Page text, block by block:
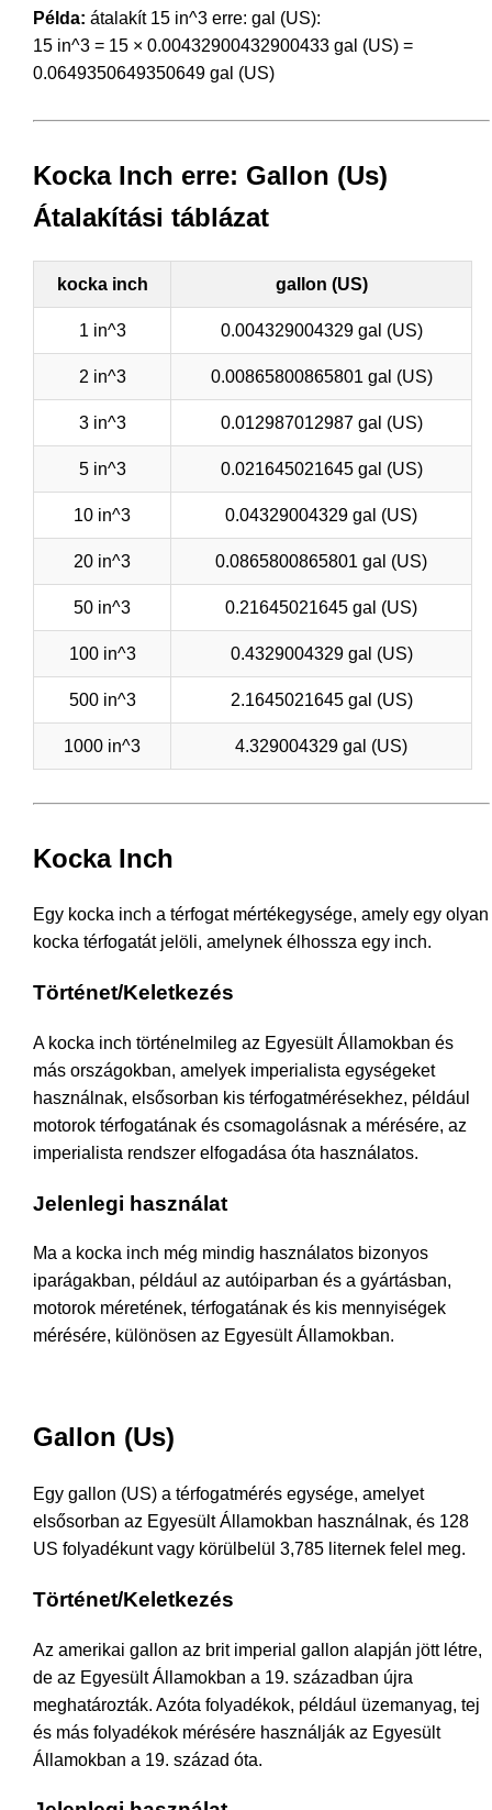
Példa: átalakít 15 in^3 erre: gal (US):
15 in^3 = 15 × 0.00432900432900433 gal (US) =
0.0649350649350649 gal (US)
Kocka Inch erre: Gallon (Us)
Átalakítási táblázat
kocka inch gallon (US)
1 in^3 0.004329004329 gal (US)
2 in^3 0.00865800865801 gal (US)
3 in^3 0.012987012987 gal (US)
5 in^3 0.021645021645 gal (US)
10 in^3 0.04329004329 gal (US)
20 in^3 0.0865800865801 gal (US)
50 in^3 0.21645021645 gal (US)
100 in^3 0.4329004329 gal (US)
500 in^3 2.1645021645 gal (US)
1000 in^3 4.329004329 gal (US)
Kocka Inch
Egy kocka inch a térfogat mértékegysége, amely egy olyan
kocka térfogatát jelöli, amelynek élhossza egy inch.
Történet/Keletkezés
A kocka inch történelmileg az Egyesült Államokban és
más országokban, amelyek imperialista egységeket
használnak, elsősorban kis térfogatmérésekhez, például
motorok térfogatának és csomagolásnak a mérésére, az
imperialista rendszer elfogadása óta használatos.
Jelenlegi használat
Ma a kocka inch még mindig használatos bizonyos
iparágakban, például az autóiparban és a gyártásban,
motorok méretének, térfogatának és kis mennyiségek
mérésére, különösen az Egyesült Államokban.
Gallon (Us)
Egy gallon (US) a térfogatmérés egysége, amelyet
elsősorban az Egyesült Államokban használnak, és 128
US folyadékunt vagy körülbelül 3,785 liternek felel meg.
Történet/Keletkezés
Az amerikai gallon az brit imperial gallon alapján jött létre,
de az Egyesült Államokban a 19. században újra
meghatározták. Azóta folyadékok, például üzemanyag, tej
és más folyadékok mérésére használják az Egyesült
Államokban a 19. század óta.